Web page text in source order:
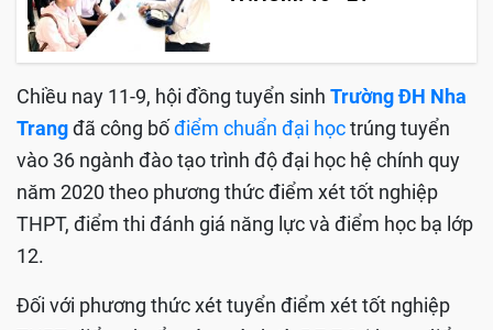
Chiều nay 11-9, hội đồng tuyển sinh Trường ĐH Nha
Trangđã công bốđiểm chuẩn đại họctrúng tuyển
vào 36 ngành đào tạo trình độ đại học hệ chính quy
năm 2020 theo phương thức điểm xét tốt nghiệp
THPT, điểm thi đánh giá năng lực và điểm học bạ lớp
12.
Đối với phương thức xét tuyển điểm xét tốt nghiệp